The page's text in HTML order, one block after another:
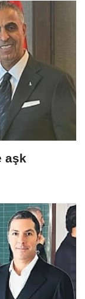
aşk